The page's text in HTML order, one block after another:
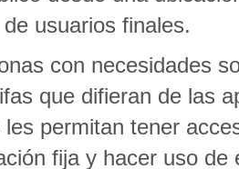
usuarios finales.
con necesidades
que difieran de las
permitan tener
fija y hacer uso de